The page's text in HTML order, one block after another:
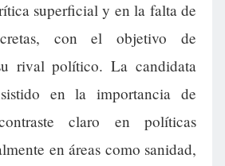
superficial y en la falta de
con el objetivo de
rival político. La candidata
en la importancia de
claro en políticas
en áreas como sanidad,